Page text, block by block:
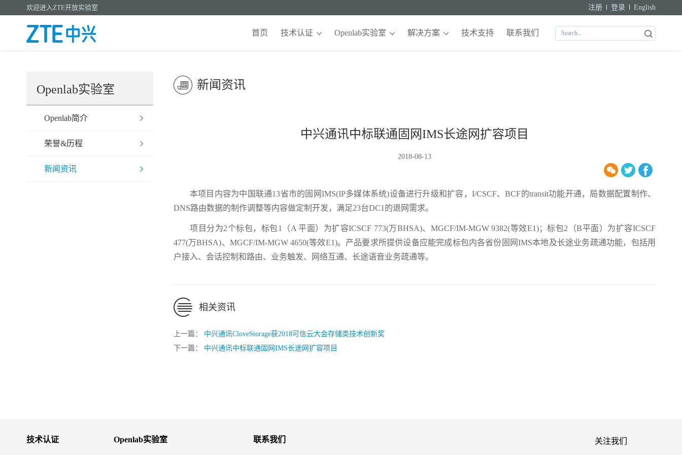
欢迎进入ZTE开放实验室 注册 登录 English
首页 技术认证 Openlab实验室 解决方案 技术支持 联系我们
Openlab实验室
Openlab简介
荣誉&历程
新闻资讯
新闻资讯
中兴通讯中标联通固网IMS长途网扩容项目
2018-08-13
本项目内容为中国联通13省市的固网IMS(IP多媒体系统)设备进行升级和扩容，I/CSCF、BCF的transit功能开通，局数据配置制作、
DNS路由数据的制作调整等内容做定制开发，满足23台DC1的退网需求。
项目分为2个标包，标包1（A 平面）为扩容ICSCF 773(万BHSA)、MGCF/IM-MGW 9382(等效E1)；标包2（B平面）为扩容ICSCF
477(万BHSA)、MGCF/IM-MGW 4650(等效E1)。产品要求所提供设备应能完成标包内各省份固网IMS本地及长途业务疏通功能，包括用
户接入、会话控制和路由、业务触发、网络互通、长途语音业务疏通等。
相关资讯
上一篇： 中兴通讯CloveStorage获2018可信云大会存储类技术创新奖
下一篇： 中兴通讯中标联通固网IMS长途网扩容项目
技术认证 Openlab实验室 联系我们 关注我们